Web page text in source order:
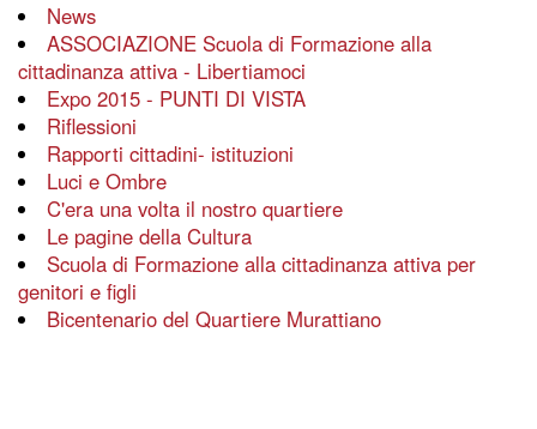
News
ASSOCIAZIONE Scuola di Formazione alla
cittadinanza attiva - Libertiamoci
Expo 2015 - PUNTI DI VISTA
Riflessioni
Rapporti cittadini- istituzioni
Luci e Ombre
C'era una volta il nostro quartiere
Le pagine della Cultura
Scuola di Formazione alla cittadinanza attiva per
genitori e figli
Bicentenario del Quartiere Murattiano